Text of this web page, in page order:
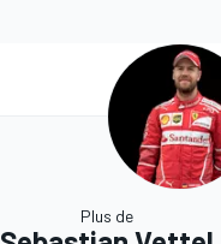
Plus de